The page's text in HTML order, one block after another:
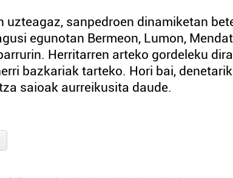
uzteagaz, sanpedroen dinamiketan
egunotan Bermeon, Lumon,
Herritarren arteko gordeleku
bazkariak tarteko. Hori bai,
saioak aurreikusita daude.